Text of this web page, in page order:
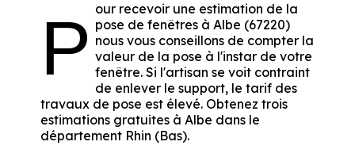
P our recevoir une estimation de la
pose de fenêtres à Albe (67220)
nous vous conseillons de compter la
valeur de la pose à l'instar de votre
fenêtre. Si l'artisan se voit contraint
de enlever le support, le tarif des
travaux de pose est élevé. Obtenez trois
estimations gratuites à Albe dans le
département Rhin (Bas).